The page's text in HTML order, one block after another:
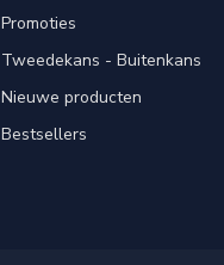
Promoties
Tweedekans - Buitenkans
Nieuwe producten
Bestsellers